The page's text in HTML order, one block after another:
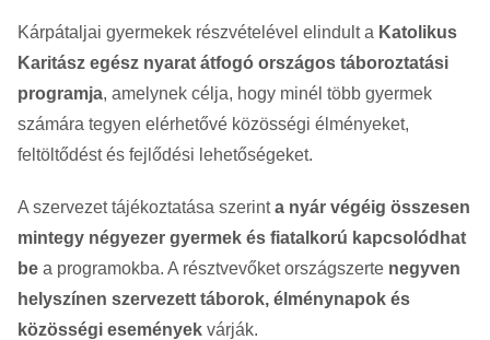
Kárpátaljai gyermekek részvételével elindult a Katolikus
Karitász egész nyarat átfogó országos táboroztatási
programja, amelynek célja, hogy minél több gyermek
számára tegyen elérhetővé közösségi élményeket,
feltöltődést és fejlődési lehetőségeket.
A szervezet tájékoztatása szerinta nyár végéig összesen
mintegy négyezer gyermek és fiatalkorú kapcsolódhat
be a programokba. A résztvevőket országszerte negyven
helyszínen szervezett táborok, élménynapok és
közösségi események várják.